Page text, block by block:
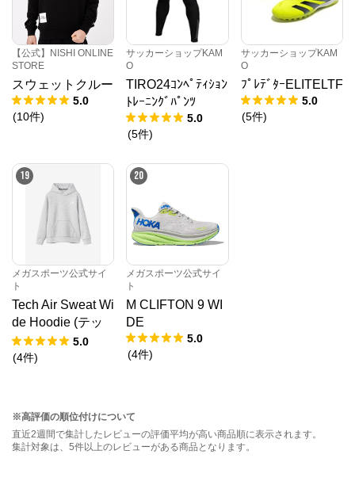
【公式】NISHI ONLINE
STORE
スウェットクルー
5.0
(10件)
サッカーショップKAM
O
TIRO24ｺﾝﾍﾟﾃｨｼｮﾝ
ﾄﾚｰﾆﾝｸﾞﾊﾟﾝﾂ
5.0
(5件)
サッカーショップKAM
O
ﾌﾟﾚﾃﾞﾀｰELITELTF
5.0
(5件)
19
メガスポーツ公式サイ
ト
Tech Air Sweat Wi
de Hoodie (テッ
クエアースウェッ
トワイドフーデ
5.0
(4件)
20
メガスポーツ公式サイ
ト
M CLIFTON 9 WI
DE
5.0
(4件)
※高評価の順位付けについて
直近2週間で集計したレビューの評価平均が高い商品順に表示されます。
集計対象は、5件以上のレビューがある商品となります。